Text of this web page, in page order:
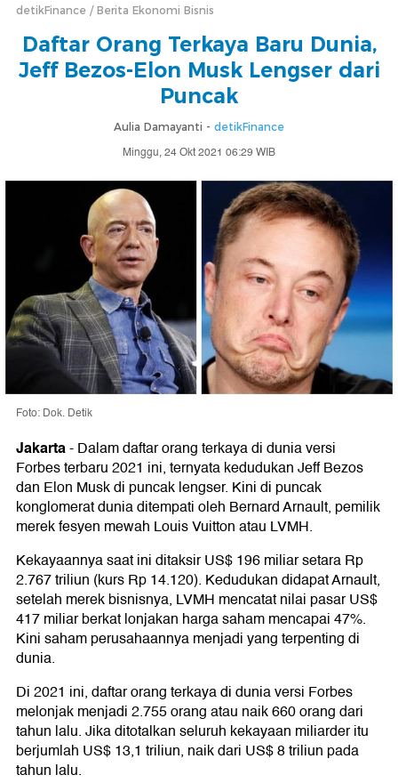
detikFinance Berita Ekonomi Bisnis
Daftar Orang Terkaya Baru Dunia,
Jeff Bezos-Elon Musk Lengser dari
Puncak
Aulia Damayanti - detikFinance
Minggu, 24 Okt 2021 06:29 WIB
Foto: Dok. Detik
Jakarta-Dalam daftar orang terkaya di dunia versi
Forbes terbaru 2021 ini, ternyata kedudukan Jeff Bezos
dan Elon Musk di puncak lengser. Kini di puncak
konglomerat dunia ditempati oleh Bernard Arnault, pemilik
merek fesyen mewah Louis Vuitton atau LVMH.
Kekayaannya saat ini ditaksir US$ 196 miliar setara Rp
2.767 triliun (kurs Rp 14.120). Kedudukan didapat Arnault,
setelah merek bisnisnya, LVMH mencatat nilai pasar US$
417 miliar berkat lonjakan harga saham mencapai 47%.
Kini saham perusahaannya menjadi yang terpenting di
dunia.
Di 2021 ini, daftar orang terkaya di dunia versi Forbes
melonjak menjadi 2.755 orang atau naik 660 orang dari
tahun lalu. Jika ditotalkan seluruh kekayaan miliarder itu
berjumlah US$ 13,1 triliun, naik dari US$ 8 triliun pada
tahun lalu.